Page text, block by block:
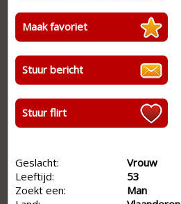
Maak favoriet
Stuur bericht
Stuur flirt
Geslacht:
Vrouw
Leeftijd:
53
Zoekt een:
Man